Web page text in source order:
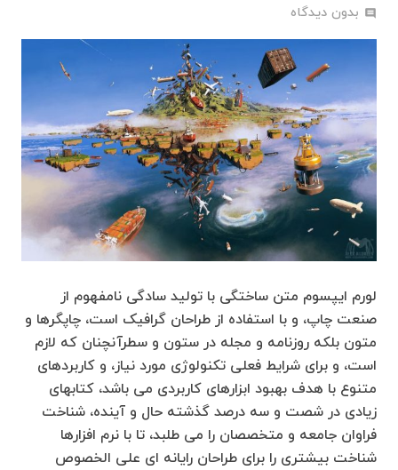
comment بدون دیدگاه
لورم ایپسوم متن ساختگی با تولید سادگی نامفهوم از
صنعت چاپ، و با استفاده از طراحان گرافیک است، چاپگرها و
متون بلکه روزنامه و مجله در ستون و سطرآنچنان که لازم
است، و برای شرایط فعلی تکنولوژی مورد نیاز، و کاربردهای
متنوع با هدف بهبود ابزارهای کاربردی می باشد، کتابهای
زیادی در شصت و سه درصد گذشته حال و آینده، شناخت
فراوان جامعه و متخصصان را می طلبد، تا با نرم افزارها
شناخت بیشتری را برای طراحان رایانه ای علی الخصوص